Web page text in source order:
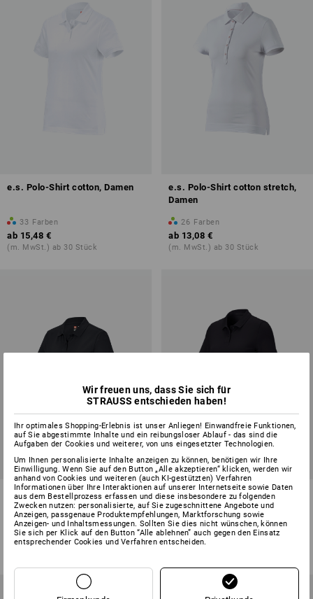
e.s. Polo-Shirt cotton, Damen
33 Farben
ab 15,48 €
(m. MwSt.) ab 30 Stück
e.s. Polo-Shirt cotton stretch,
Damen
26 Farben
ab 13,08 €
(m. MwSt.) ab 30 Stück
e.s. Piqué-Polo cotton light,
Damen
7 Farben
ab 15,48 €
e.s. Piqué-Polo cotton stretch,
Damen
17 Farben
ab 26,28 €
Wir freuen uns, dass Sie sich für
STRAUSS entschieden haben!
Ihr optimales Shopping-Erlebnis ist unser Anliegen! Einwandfreie Funktionen,
auf Sie abgestimmte Inhalte und ein reibungsloser Ablauf - das sind die
Aufgaben der Cookies und weiterer, von uns eingesetzter Technologien.
Um Ihnen personalisierte Inhalte anzeigen zu können, benötigen wir Ihre
Einwilligung. Wenn Sie auf den Button „Alle akzeptieren“ klicken, werden wir
anhand von Cookies und weiteren (auch KI-gestützten) Verfahren
Informationen über Ihre Interaktionen auf unserer Internetseite sowie Daten
aus dem Bestellprozess erfassen und diese insbesondere zu folgenden
Zwecken nutzen: personalisierte, auf Sie zugeschnittene Angebote und
Anzeigen, passgenaue Produktempfehlungen, Marktforschung sowie
Anzeigen- und Inhaltsmessungen. Sollten Sie dies nicht wünschen, können
Sie sich per Klick auf den Button “Alle ablehnen” auch gegen den Einsatz
entsprechender Cookies und Verfahren entscheiden.